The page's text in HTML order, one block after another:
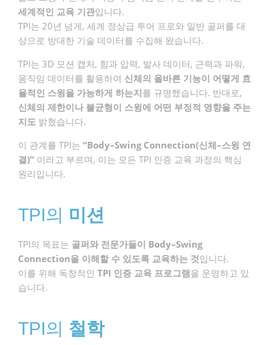
세계적인 교육 기관입니다.
TPI는 20년 넘게, 세계 정상급 투어 프로와 일반 골퍼를 대
상으로 방대한 기술 데이터를 수집해 왔습니다.
TPI는 3D 모션 캡처, 힘과 압력, 발사 데이터, 근력과 파워,
움직임 데이터를 활용하여 신체의 올바른 기능이 어떻게 효
율적인 스윙을 가능하게 하는지를 규명했습니다. 반대로,
신체의 제한이나 불균형이 스윙에 어떤 부정적 영향을 주는
지도 밝혔습니다.
이 관계를 TPI는 “Body–Swing Connection(신체–스윙 연
결)” 이라고 부르며, 이는 모든 TPI 인증 교육 과정의 핵심
원리입니다.
TPI의 미션
TPI의 목표는 골퍼와 전문가들이 Body–Swing
Connection을 이해할 수 있도록 교육하는 것입니다.
이를 위해 독창적인 TPI 인증 교육 프로그램을 운영하고 있
습니다.
TPI의 철학